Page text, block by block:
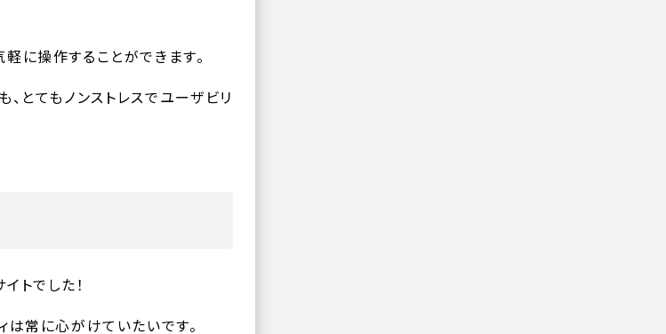
に操作することができます。
とてもノンストレスでユーザビリ
トでした！
常に心がけていたいです。